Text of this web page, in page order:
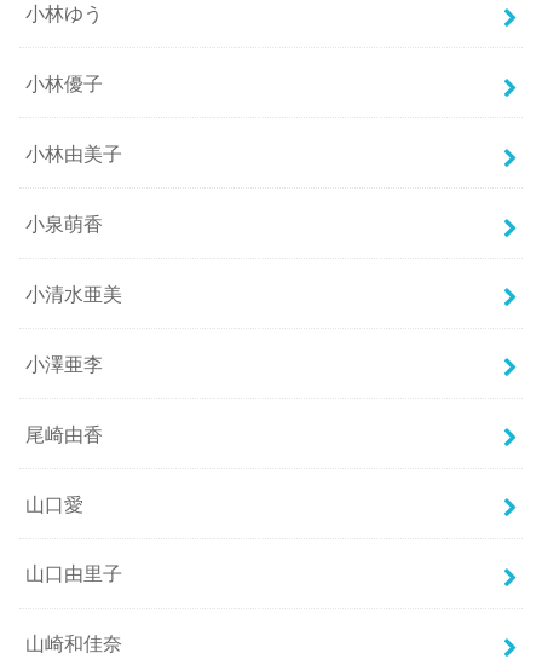
小林ゆう
小林優子
小林由美子
小泉萌香
小清水亜美
小澤亜李
尾崎由香
山口愛
山口由里子
山崎和佳奈